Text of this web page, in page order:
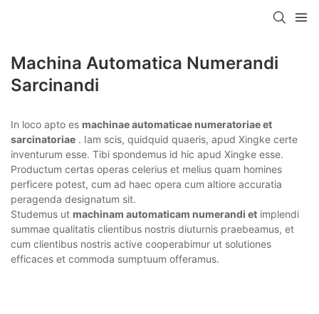
Machina Automatica Numerandi
Sarcinandi
In loco apto es machinae automaticae numeratoriae et
sarcinatoriae . Iam scis, quidquid quaeris, apud Xingke certe
inventurum esse. Tibi spondemus id hic apud Xingke esse.
Productum certas operas celerius et melius quam homines
perficere potest, cum ad haec opera cum altiore accuratia
peragenda designatum sit.
Studemus ut machinam automaticam numerandi et implendi
summae qualitatis clientibus nostris diuturnis praebeamus, et
cum clientibus nostris active cooperabimur ut solutiones
efficaces et commoda sumptuum offeramus.